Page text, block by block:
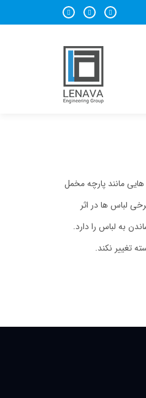
مانند پارچه مخمل
لباس ها در اثر
به لباس را دارد.
تغییر نکند.